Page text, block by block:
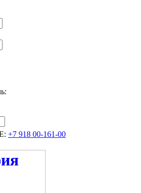
+7 918 00-161-00